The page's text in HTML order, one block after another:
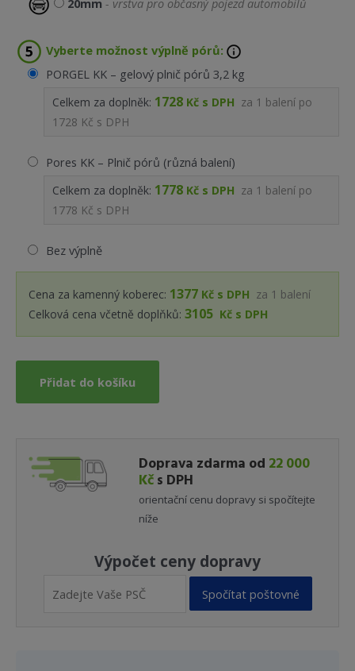
20mm - vrstva pro občasný pojezd automobilů
Vyberte možnost výplně pórů:
PORGEL KK – gelový plnič pórů 3,2 kg
Celkem za doplněk: 1728 Kč s DPH za 1 balení po
1728 Kč s DPH
Pores KK – Plnič pórů (různá balení)
Celkem za doplněk: 1778 Kč s DPH za 1 balení po
1778 Kč s DPH
Bez výplně
Cena za kamenný koberec: 1377 Kč s DPH za 1 balení
Celková cena včetně doplňků: 3105 Kč s DPH
Přidat do košíku
Doprava zdarma od 22 000
Kčs DPH
orientační cenu dopravy si spočítejte
níže
Výpočet ceny dopravy
Spočítat poštovné